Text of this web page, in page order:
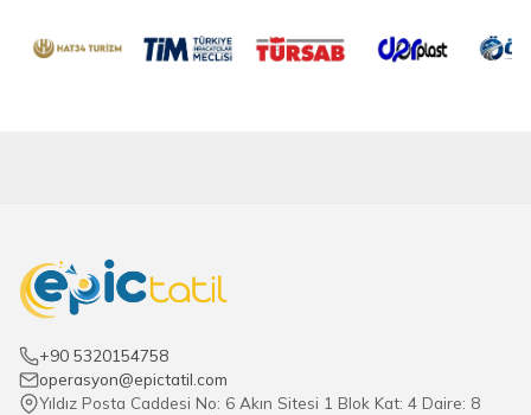
+90 5320154758
operasyon@epictatil.com
Yıldız Posta Caddesi No: 6 Akın Sitesi 1 Blok Kat: 4 Daire: 8